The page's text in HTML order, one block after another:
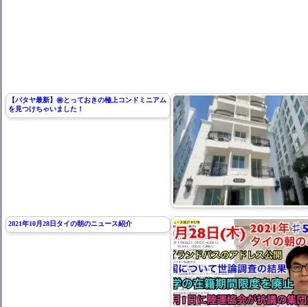
【パタヤ最新】㊙️とっておきの極上コンドミニアム
を見つけちゃいました！
2021年10月28日タイの朝のニュース紹介